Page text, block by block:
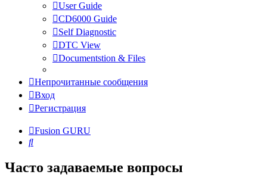
User Guide
CD6000 Guide
Self Diagnostic
DTC View
Documentstion & Files
Непрочитанные сообщения
Вход
Регистрация
Fusion GURU
Поиск
Часто задаваемые вопросы